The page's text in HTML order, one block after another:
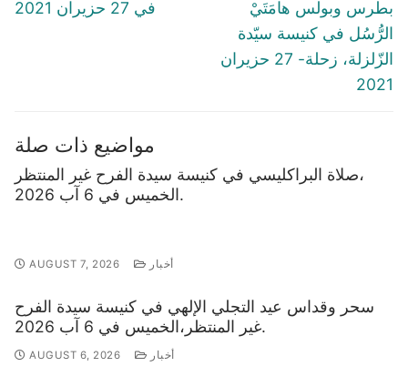
في 27 حزيران 2021
بطرس وبولس هامَتَيْ
الرُّسُل في كنيسة سيّدة
الزّلزلة، زحلة- 27 حزيران
2021
مواضيع ذات صلة
صلاة البراكليسي في كنيسة سيدة الفرح غير المنتظر،
الخميس في 6 آب 2026.
AUGUST 7, 2026 أخبار
سحر وقداس عيد التجلي الإلهي في كنيسة سيدة الفرح
غير المنتظر،الخميس في 6 آب 2026.
AUGUST 6, 2026 أخبار